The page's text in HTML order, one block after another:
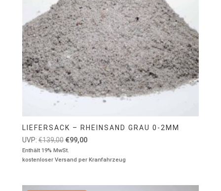
LIEFERSACK – RHEINSAND GRAU 0-2MM
UVP: €139,00 Ursprünglicher
Preis
war:
€99,00Aktueller
ist:
Enthält 19% MwSt.
kostenloser Versand per Kranfahrzeug